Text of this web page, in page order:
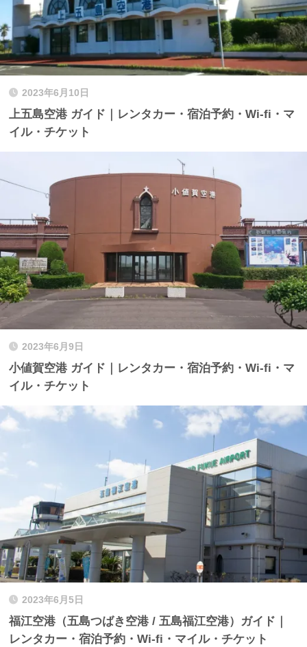
2023年6月10日
上五島空港 ガイド｜レンタカー・宿泊予約・Wi-fi・マ
イル・チケット
2023年6月9日
小値賀空港 ガイド｜レンタカー・宿泊予約・Wi-fi・マ
イル・チケット
2023年6月5日
福江空港（五島つばき空港 / 五島福江空港）ガイド｜
レンタカー・宿泊予約・Wi-fi・マイル・チケット